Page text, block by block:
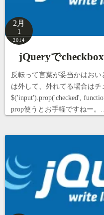
2月
1
2014
jQueryで
反転って言葉が妥当かはお
は外して、外れてる場合はチ
$('input').prop('checked',
prop使うとお手軽ですねー